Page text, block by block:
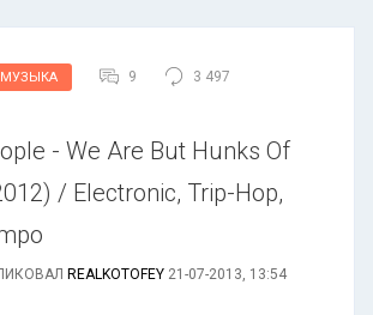
9 3 497
- We Are But Hunks Of
/ Electronic, Trip-Hop,
REALKOTOFEY 21-07-2013, 13:54